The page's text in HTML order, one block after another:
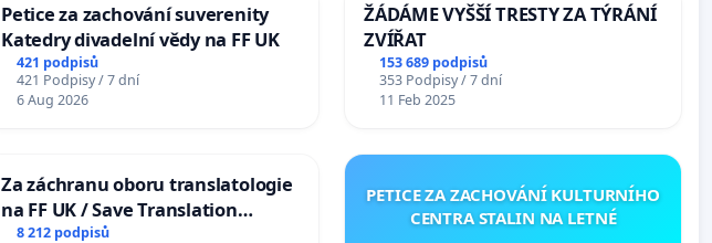
Petice za zachování suverenity
Katedry divadelní vědy na FF UK
421 podpisů
421 Podpisy / 7 dní
6 Aug 2026
ŽÁDÁME VYŠŠÍ TRESTY ZA TÝRÁNÍ
ZVÍŘAT
153 689 podpisů
353 Podpisy / 7 dní
11 Feb 2025
Za záchranu oboru translatologie
na FF UK / Save Translation
Studies at the Faculty of Arts,
8 212 podpisů
PETICE ZA ZACHOVÁNÍ KULTURNÍHO
CENTRA STALIN NA LETNÉ